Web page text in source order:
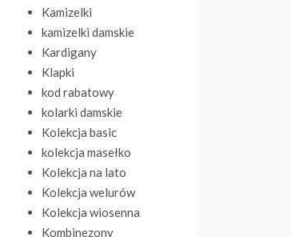
Kamizelki
kamizelki damskie
Kardigany
Klapki
kod rabatowy
kolarki damskie
Kolekcja basic
kolekcja masełko
Kolekcja na lato
Kolekcja welurów
Kolekcja wiosenna
Kombinezony